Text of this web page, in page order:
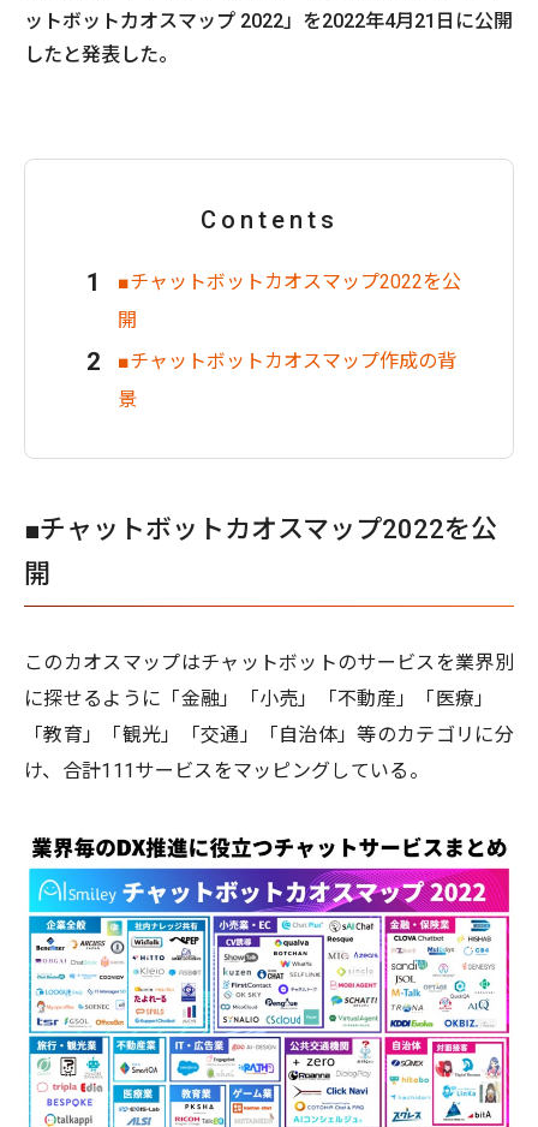
ットボットカオスマップ 2022」を2022年4月21日に公開
したと発表した。
Contents
■チャットボットカオスマップ2022を公
開
■チャットボットカオスマップ作成の背
景
■チャットボットカオスマップ2022を公
開
このカオスマップはチャットボットのサービスを業界別
に探せるように「金融」「小売」「不動産」「医療」
「教育」「観光」「交通」「自治体」等のカテゴリに分
け、合計111サービスをマッピングしている。